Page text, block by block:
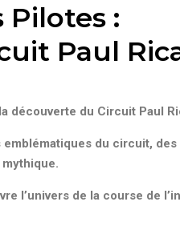
Pilotes :
Paul
découverte du Circuit Paul
du circuit,
l’univers de la course de